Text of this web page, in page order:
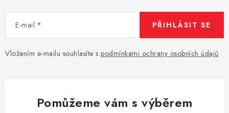
E-mail
Vložením e-mailu souhlasíte s podmínkami ochrany osobních údajů
PŘIHLÁSIT SE
Pomůžeme vám s výběrem